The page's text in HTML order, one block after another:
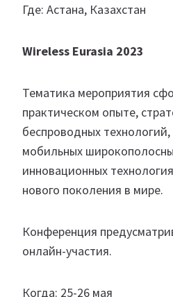
Где: Астана, Казахстан
Wireless Eurasia 2023
Тематика мероприятия
практическом опыте,
беспроводных
мобильных
инновационных
нового поколения в мире.
Конференция
онлайн-участия.
Когда: 25-26 мая